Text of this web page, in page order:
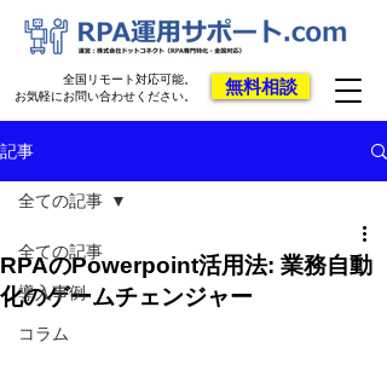
無料相談
全国リモート対応可能。
お気軽にお問い合わせください。
記事
全ての記事
導入事例
コラム
全ての記事
RPAのPowerpoint活用法: 業務自動
化のゲームチェンジャー